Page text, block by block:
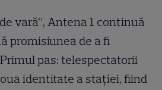
vară”, Antena 1 continuă
promisiunea de a fi
pas: telespectatorii
identitate a stației, fiind